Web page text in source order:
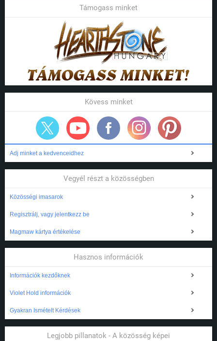
Támogass minket
Kövess minket
Adj minket a kedvenceidhez
Vegyél részt a közösségben
Közösségi imasarok
Regisztrálj, vagy jelentkezz be
Magmaw kártya értékelése
Hasznos információk
Információk kezdőknek
Violet Hold információk
Gyakran Ismételt Kérdések
Legjobb pillanatok - A közösség képei